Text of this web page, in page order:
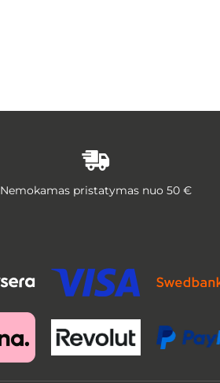
Nemokamas pristatymas nuo 50 €